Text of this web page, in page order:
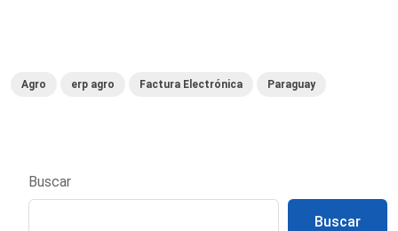
Agro erp agro Factura Electrónica Paraguay
Buscar
Buscar